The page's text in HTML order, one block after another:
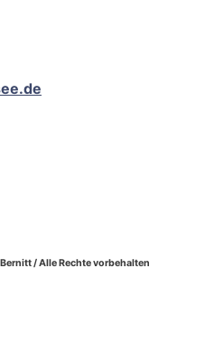
/ Alle Rechte vorbehalten